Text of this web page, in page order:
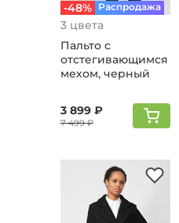
-48% Распродажа
3 цвета
Пальто с
отстегивающимся
мехом, черный
3 899 ₽
7 499 ₽